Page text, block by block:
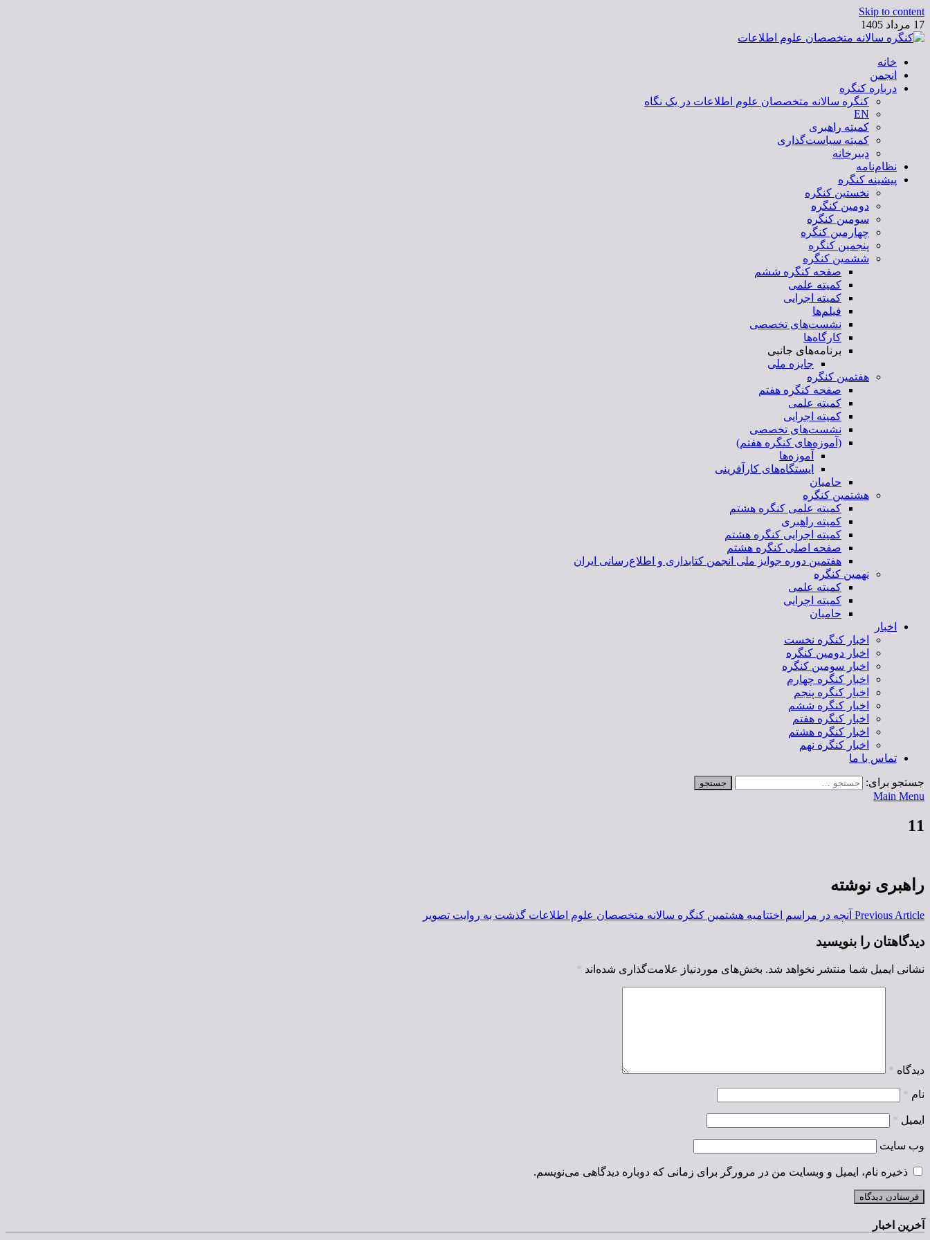
Skip to content
17 مرداد 1405
کنگره سالانه متخصصان علوم اطلاعات
خانه
انجمن
درباره کنگره
کنگره سالانه متخصصان علوم اطلاعات در یک نگاه
EN
کمیته راهبری
کمیته سیاست‌گذاری
دبیرخانه
نظام‌نامه
پیشینه کنگره
نخستین کنگره
دومین کنگره
سومین کنگره
چهارمین کنگره
پنجمین کنگره
ششمین کنگره
صفحه کنگره ششم
کمیته علمی
کمیته اجرایی
فیلم‌ها
نشست‌های تخصصی
کارگاه‌ها
برنامه‌های جانبی
جایزه ملی
هفتمین کنگره
صفحه کنگره هفتم
کمیته علمی
کمیته اجرایی
نشست‌های تخصصی
(آموزه‌های کنگره هفتم)
آموزه‌ها
ایستگاه‌های کارآفرینی
حامیان
هشتمین کنگره
کمیته علمی کنگره هشتم
کمیته راهبری
کمیته اجرایی کنگره هشتم
صفحه اصلی کنگره هشتم
هفتمین دوره جوایز ملی انجمن کتابداری و اطلاع‌رسانی ایران
نهمین کنگره
کمیته علمی
کمیته اجرایی
حامیان
اخبار
اخبار کنگره نخست
اخبار دومین کنگره
اخبار سومین کنگره
اخبار کنگره چهارم
اخبار کنگره پنجم
اخبار کنگره ششم
اخبار کنگره هفتم
اخبار کنگره هشتم
اخبار کنگره نهم
تماس با ما
جستجو برای:
Main Menu
11
راهبری نوشته
Previous Article آنچه در مراسم اختتامیه هشتمین کنگره سالانه متخصصان علوم اطلاعات گذشت به روایت تصویر
دیدگاهتان را بنویسید
نشانی ایمیل شما منتشر نخواهد شد. بخش‌های موردنیاز علامت‌گذاری شده‌اند *
دیدگاه *
نام *
ایمیل *
وب‌ سایت
ذخیره نام، ایمیل و وبسایت من در مرورگر برای زمانی که دوباره دیدگاهی می‌نویسم.
آخرین اخبار